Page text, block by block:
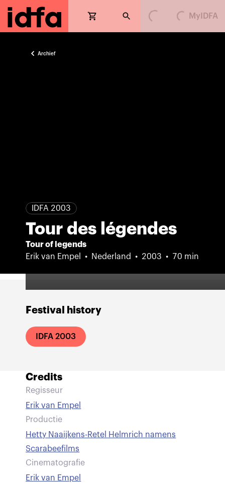
Loading... Loading... MyIDFA
Archief
IDFA 2003
Tour des légendes
Tour of legends
Erik van Empel
Nederland 2003 70 min
Festival history
IDFA 2003
Credits
Regisseur
Erik van Empel
Productie
Hetty Naaijkens-Retel Helmrich namens
Scarabeefilms
Cinematografie
Erik van Empel